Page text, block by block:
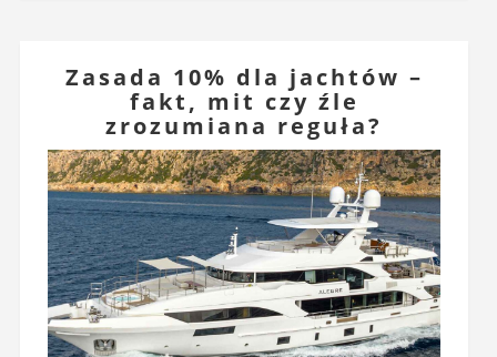
Zasada 10% dla jachtów –
fakt, mit czy źle
zrozumiana reguła?